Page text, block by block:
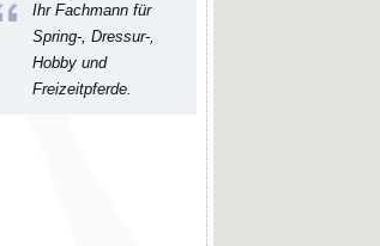
Ihr Fachmann für
Spring-, Dressur-,
Hobby und
Freizeitpferde.